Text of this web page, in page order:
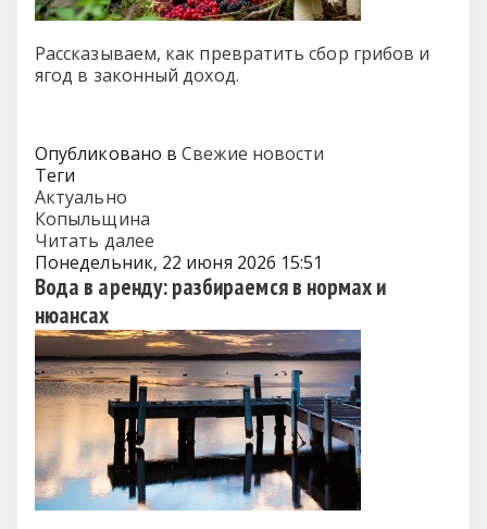
Рассказываем, как превратить сбор грибов и
ягод в законный доход.
Опубликовано в Свежие новости
Теги
Актуально
Копыльщина
Читать далее
Понедельник, 22 июня 2026 15:51
Вода в аренду: разбираемся в нормах и
нюансах